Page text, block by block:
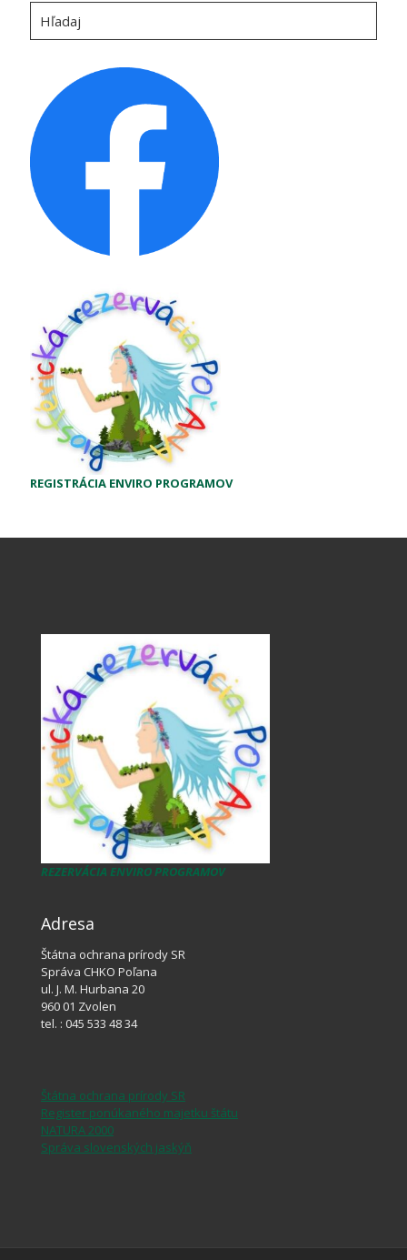
REGISTRÁCIA ENVIRO PROGRAMOV
REZERVÁCIA ENVIRO PROGRAMOV
Adresa
Štátna ochrana prírody SR
Správa CHKO Poľana
ul. J. M. Hurbana 20
960 01 Zvolen
tel. : 045 533 48 34
Štátna ochrana prírody SR
Register ponúkaného majetku štátu
NATURA 2000
Správa slovenských jaskýň